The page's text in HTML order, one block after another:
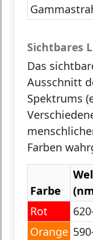
Sichtbares
Das
Ausschnitt
Spektrums
Farben
Farbe
Rot
Orange